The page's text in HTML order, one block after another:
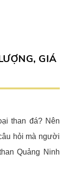
GIÁ
than đá? Nên
hỏi mà người
Quảng Ninh